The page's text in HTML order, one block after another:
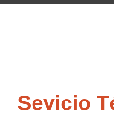
Sevicio